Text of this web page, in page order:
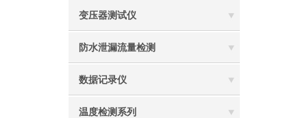
变压器测试仪
防水泄漏流量检测
数据记录仪
温度检测系列